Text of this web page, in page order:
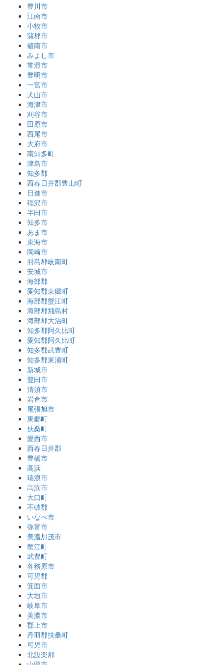
豊川市
江南市
小牧市
蒲郡市
碧南市
みよし市
常滑市
豊明市
一宮市
犬山市
海津市
刈谷市
田原市
西尾市
大府市
南知多町
津島市
知多郡
西春日井郡豊山町
日進市
稲沢市
半田市
知多市
あま市
東海市
岡崎市
羽島郡岐南町
安城市
海部郡
愛知郡東郷町
海部郡蟹江町
海部郡飛島村
海部郡大治町
知多郡阿久比町
愛知郡阿久比町
知多郡武豊町
知多郡東浦町
新城市
豊田市
清須市
岩倉市
尾張旭市
東郷町
扶桑町
愛西市
西春日井郡
豊橋市
高浜
瑞浪市
高浜市
大口町
不破郡
いなべ市
弥富市
美濃加茂市
蟹江町
武豊町
各務原市
可児郡
箕面市
大垣市
岐阜市
美濃市
郡上市
丹羽郡扶桑町
可児市
北設楽郡